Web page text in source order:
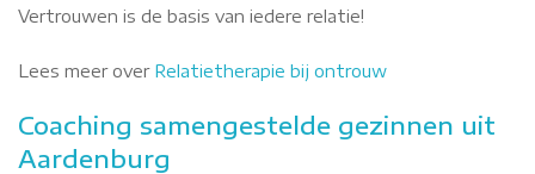
Vertrouwen is de basis van iedere relatie!
Lees meer over Relatietherapie bij ontrouw
Coaching samengestelde gezinnen uit
Aardenburg